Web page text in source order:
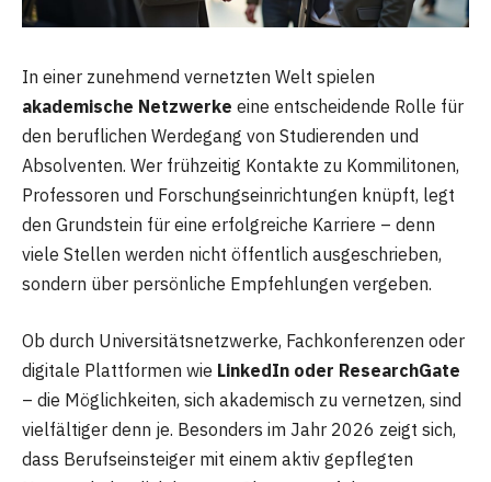
In einer zunehmend vernetzten Welt spielen
akademische Netzwerke eine entscheidende Rolle für
den beruflichen Werdegang von Studierenden und
Absolventen. Wer frühzeitig Kontakte zu Kommilitonen,
Professoren und Forschungseinrichtungen knüpft, legt
den Grundstein für eine erfolgreiche Karriere – denn
viele Stellen werden nicht öffentlich ausgeschrieben,
sondern über persönliche Empfehlungen vergeben.
Ob durch Universitätsnetzwerke, Fachkonferenzen oder
digitale Plattformen wie LinkedIn oder ResearchGate
– die Möglichkeiten, sich akademisch zu vernetzen, sind
vielfältiger denn je. Besonders im Jahr 2026 zeigt sich,
dass Berufseinsteiger mit einem aktiv gepflegten